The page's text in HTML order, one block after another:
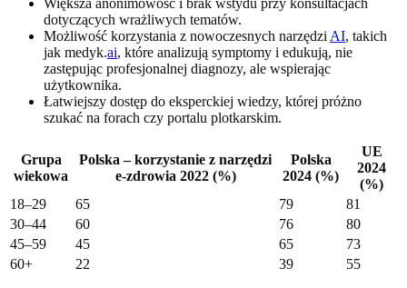
dotyczących wrażliwych tematów.
Możliwość korzystania z nowoczesnych narzędzi AI, takich
jak medyk.ai, które analizują symptomy i edukują, nie
zastępując profesjonalnej diagnozy, ale wspierając
użytkownika.
Łatwiejszy dostęp do eksperckiej wiedzy, której próżno
szukać na forach czy portalu plotkarskim.
Grupa
wiekowa
Polska – korzystanie z narzędzi
e-zdrowia 2022 (%)
Polska
2024 (%)
UE
2024
(%)
18–29
65 79
81
30–44
60 76
80
45–59
45 65
73
60+
22 39 55